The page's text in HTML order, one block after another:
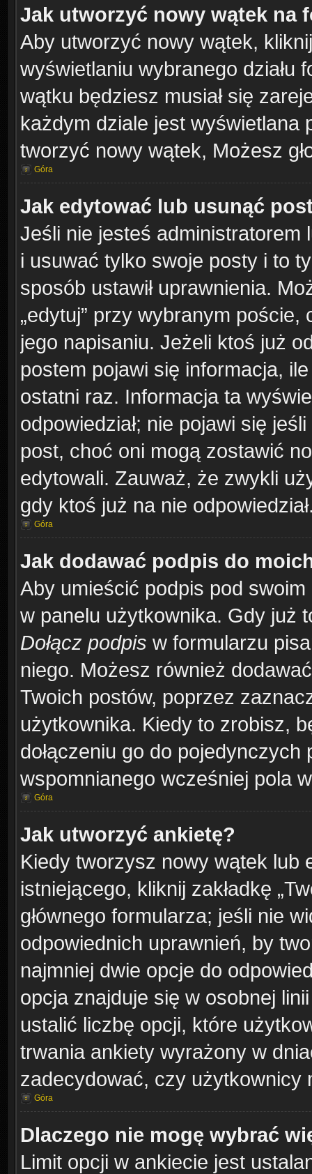
Jak utworzyć nowy wątek na
Aby utworzyć nowy wątek,
wyświetlaniu wybranego działu
wątku będziesz musiał się
każdym dziale jest wyświetlana
tworzyć nowy wątek, Możesz
Góra
Jak edytować lub usunąć
Jeśli nie jesteś
i usuwać tylko swoje posty i to
sposób ustawił uprawnienia.
„edytuj” przy wybranym
jego napisaniu. Jeżeli ktoś już
postem pojawi się informacja,
ostatni raz. Informacja ta
odpowiedział; nie pojawi się
post, choć oni mogą zostawić
edytowali. Zauważ, że zwykli
gdy ktoś już na nie
Góra
Jak dodawać podpis do
Aby umieścić podpis pod
w panelu użytkownika. Gdy już
Dołącz podpis w formularzu
niego. Możesz również
Twoich postów, poprzez
użytkownika. Kiedy to zrobisz,
dołączeniu go do
wspomnianego wcześniej pola
Góra
Jak utworzyć ankietę?
Kiedy tworzysz nowy wątek lub
istniejącego, kliknij zakładkę
głównego formularza; jeśli nie
odpowiednich uprawnień, by
najmniej dwie opcje do
opcja znajduje się w osobnej
ustalić liczbę opcji, które
trwania ankiety wyrażony w
zadecydować, czy użytkownicy
Góra
Dlaczego nie mogę wybrać
Limit opcji w ankiecie jest